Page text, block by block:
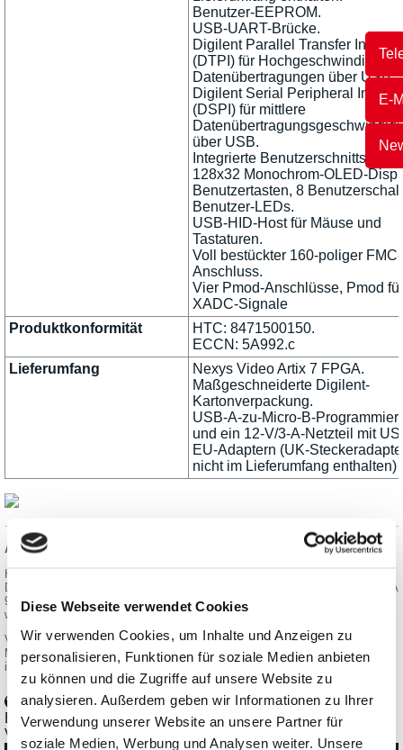
Diese Webseite verwendet Cookies
Wir verwenden Cookies, um Inhalte und Anzeigen zu
personalisieren, Funktionen für soziale Medien anbieten
zu können und die Zugriffe auf unsere Website zu
analysieren. Außerdem geben wir Informationen zu Ihrer
Verwendung unserer Website an unsere Partner für
soziale Medien, Werbung und Analysen weiter. Unsere
E-
Benutzer-EEPROM.
USB-UART-Brücke.
Digilent Parallel Transfer
(DTPI) für
Datenübertragungen über USB.
Digilent Serial Peripheral
(DSPI) für mittlere
über USB.
Integrierte
128x32 Monochrom-OLED-
Benutzertasten, 8
Benutzer-LEDs.
USB-HID-Host für Mäuse und
Tastaturen.
Voll bestückter 160-poliger
Anschluss.
Vier Pmod-Anschlüsse, Pmod für
XADC-Signale
Produktkonformität
HTC: 8471500150.
ECCN: 5A992.c
Lieferumfang
Nexys Video Artix 7 FPGA.
Maßgeschneiderte Digilent-
Kartonverpackung.
USB-A-zu-Micro-B-
und ein 12-V/3-A-Netzteil mit
EU-Adaptern (UK-
nicht im Lieferumfang enthalten)
Angaben zur Produktsicherheit:
Hersteller:
Digilent (now a part of Emerson), 1300 NE Henley Ct. Suite 3, Pullman, WA
99163/USA
www.digilent.com
Verantwortliche Person:
Meilhaus Electronic GmbH, Am Sonnenlicht 2, 82239 Alling/DEU
info@meilhaus.com
Blog-Eintrag: Was ist ein FPGA? Basics, Anwendungen,
Vorteile.